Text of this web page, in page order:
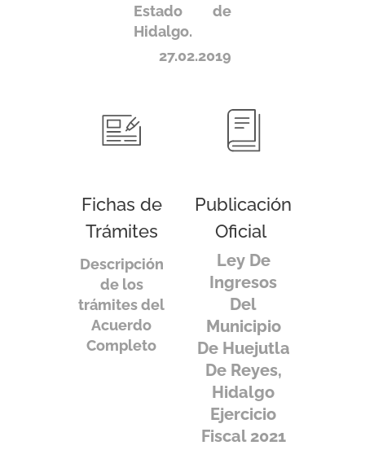
Estado de
Hidalgo.
27.02.2019
Fichas de
Trámites
Descripción
de los
trámites del
Acuerdo
Completo
Publicación
Oficial
Ley De
Ingresos
Del
Municipio
De Huejutla
De Reyes,
Hidalgo
Ejercicio
Fiscal 2021